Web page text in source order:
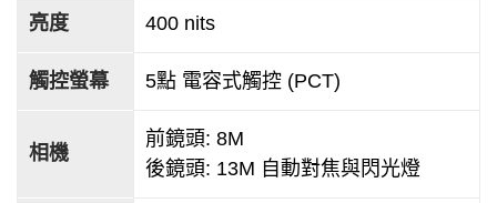
亮度 400 nits
觸控螢幕 5點 電容式觸控 (PCT)
相機
前鏡頭: 8M
後鏡頭: 13M 自動對焦與閃光燈